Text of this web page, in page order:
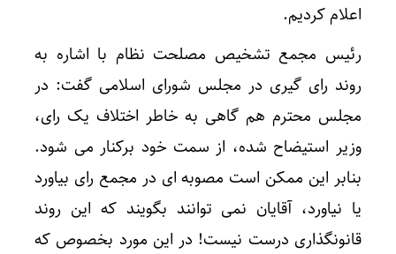
اعلام کردیم.
رئیس مجمع تشخیص مصلحت نظام با اشاره به
روند رای گیری در مجلس شورای اسلامی گفت: در
مجلس محترم هم گاهی به خاطر اختلاف یک رای،
وزیر استیضاح شده، از سمت خود برکنار می شود.
بنابر این ممکن است مصوبه ای در مجمع رای بیاورد
یا نیاورد، آقایان نمی توانند بگویند که این روند
قانونگذاری درست نیست! در این مورد بخصوص که